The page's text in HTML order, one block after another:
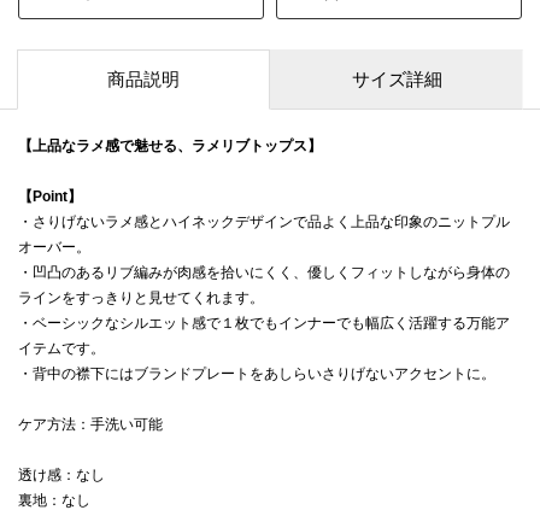
商品説明 サイズ詳細
【上品なラメ感で魅せる、ラメリブトップス】
【Point】
・さりげないラメ感とハイネックデザインで品よく上品な印象のニットプル
オーバー。
・凹凸のあるリブ編みが肉感を拾いにくく、優しくフィットしながら身体の
ラインをすっきりと見せてくれます。
・ベーシックなシルエット感で１枚でもインナーでも幅広く活躍する万能ア
イテムです。
・背中の襟下にはブランドプレートをあしらいさりげないアクセントに。
ケア方法：手洗い可能
透け感：なし
裏地：なし